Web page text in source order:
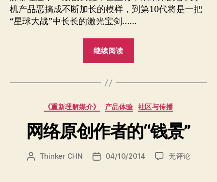
机产品恶搞成不断加长的模样，到第10代将是一把
“星球大战”中长长的激光宝剑……
继续阅读
苹
拿
什
么
动
分
《重新理解媒介》 产品体验 社区与传播
网络原创作者的“钱景”
文 Thinker CHN
发 04/10/2014
网
无评论